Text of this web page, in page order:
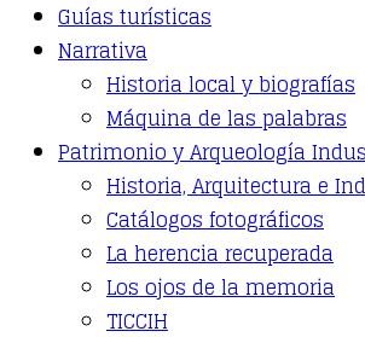
Guías turísticas
Narrativa
Historia local y biografías
Máquina de las palabras
Patrimonio y Arqueología
Historia, Arquitectura e
Catálogos fotográficos
La herencia recuperada
Los ojos de la memoria
TICCIH